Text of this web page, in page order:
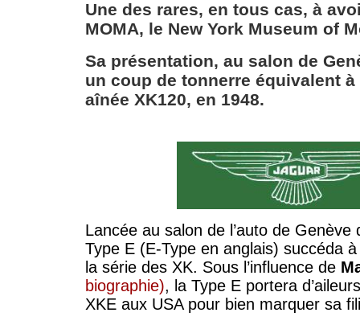
Une des rares, en tous cas, à
MOMA, le New York Museum of
Sa présentation, au salon de
un coup de tonnerre équivalent
aînée XK120, en 1948.
Lancée au salon de l’auto de Genève
Type E (E-Type en anglais) succéda
la série des XK. Sous l’influence de
biographie), la Type E portera
XKE aux USA pour bien marquer sa